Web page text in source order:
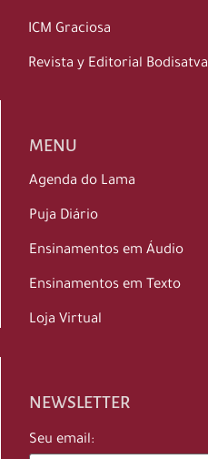
ICM Graciosa
Revista y Editorial Bodisatva
MENU
Agenda do Lama
Puja Diário
Ensinamentos em Áudio
Ensinamentos em Texto
Loja Virtual
NEWSLETTER
Seu email: